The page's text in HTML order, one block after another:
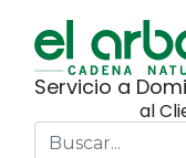
Servicio a
al